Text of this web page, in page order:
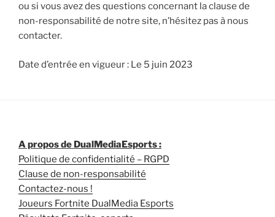
ou si vous avez des questions concernant la clause de
non-responsabilité de notre site, n’hésitez pas à nous
contacter.
Date d’entrée en vigueur : Le 5 juin 2023
A propos de DualMediaEsports :
Politique de confidentialité – RGPD
Clause de non-responsabilité
Contactez-nous !
Joueurs Fortnite DualMedia Esports